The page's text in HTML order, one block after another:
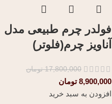
فولدر چرم طبیعی مدل
آناویز چرم(فلوتر)
17,800,000 تومان
8,900,000 تومان
افزودن به سبد خرید